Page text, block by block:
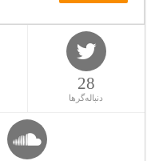
28
دنباله‌گرها